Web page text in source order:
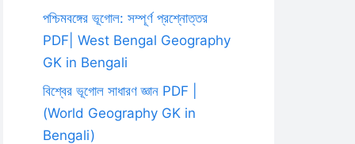
পশ্চিমবঙ্গের ভূগোল: সম্পূর্ণ প্রশ্নোত্তর
PDF| West Bengal Geography
GK in Bengali
বিশ্বের ভূগোল সাধারণ জ্ঞান PDF |
(World Geography GK in
Bengali)